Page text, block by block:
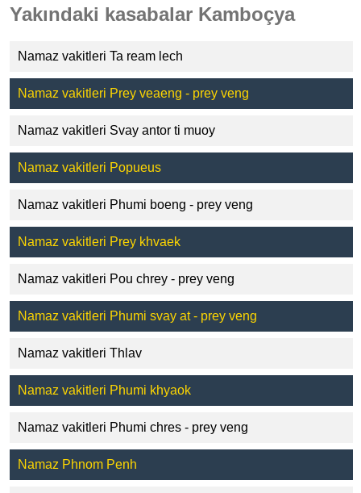
Yakındaki kasabalar Kamboçya
Namaz vakitleri Ta ream lech
Namaz vakitleri Prey veaeng - prey veng
Namaz vakitleri Svay antor ti muoy
Namaz vakitleri Popueus
Namaz vakitleri Phumi boeng - prey veng
Namaz vakitleri Prey khvaek
Namaz vakitleri Pou chrey - prey veng
Namaz vakitleri Phumi svay at - prey veng
Namaz vakitleri Thlav
Namaz vakitleri Phumi khyaok
Namaz vakitleri Phumi chres - prey veng
Namaz Phnom Penh